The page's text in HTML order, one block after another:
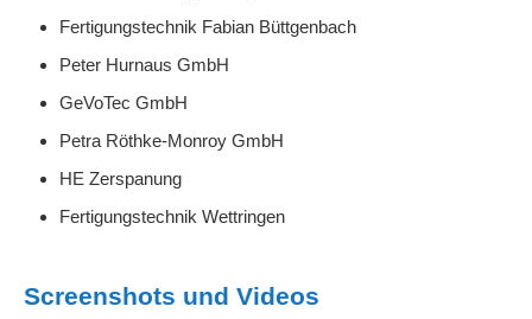
Fertigungstechnik Fabian Büttgenbach
Peter Hurnaus GmbH
GeVoTec GmbH
Petra Röthke-Monroy GmbH
HE Zerspanung
Fertigungstechnik Wettringen
Screenshots und Videos